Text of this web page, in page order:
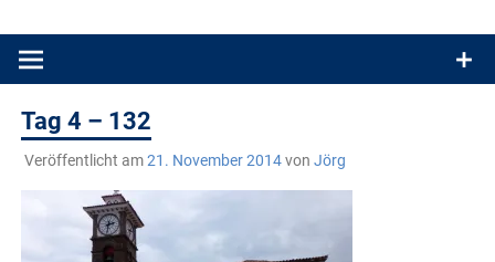
Produkttests und Buchrezensionen. Ein Blog für alle, die gern
Tag 4 – 132
Veröffentlicht am21. November 2014von Jörg